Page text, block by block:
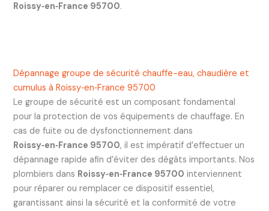
Roissy‑en‑France 95700.
Dépannage groupe de sécurité chauffe-eau, chaudière et
cumulus à Roissy‑en‑France 95700
Le groupe de sécurité est un composant fondamental
pour la protection de vos équipements de chauffage. En
cas de fuite ou de dysfonctionnement dans
Roissy‑en‑France 95700, il est impératif d’effectuer un
dépannage rapide afin d’éviter des dégâts importants. Nos
plombiers dans Roissy‑en‑France 95700 interviennent
pour réparer ou remplacer ce dispositif essentiel,
garantissant ainsi la sécurité et la conformité de votre